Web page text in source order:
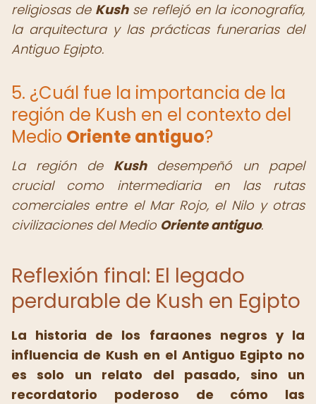
religiosas de Kushse reflejó en la iconografía,
la arquitectura y las prácticas funerarias del
Antiguo Egipto.
5. ¿Cuál fue la importancia de la
región de Kush en el contexto del
Medio Oriente antiguo?
La región de Kushdesempeñó un papel
crucial como intermediaria en las rutas
comerciales entre el Mar Rojo, el Nilo y otras
civilizaciones del Medio Oriente antiguo.
Reflexión final: El legado
perdurable de Kush en Egipto
La historia de los faraones negros y la
influencia de Kush en el Antiguo Egipto no
es solo un relato del pasado, sino un
recordatorio poderoso de cómo las